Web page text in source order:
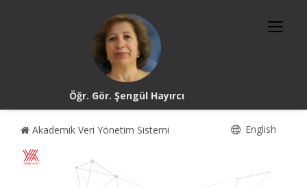
Öğr. Gör. Şengül Hayırcı
Akademik Veri Yönetim Sistemi English